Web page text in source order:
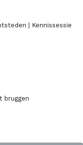
| Kennissessie
bruggen